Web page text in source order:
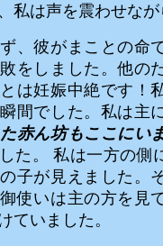
私は声を震わせな
、彼がまことの命
をしました。他の
は妊娠中絶です！
間でした。私は主
赤ん坊もここにい
た。 私は一方の側
子が見えました。
使いは主の方を見
ていました。